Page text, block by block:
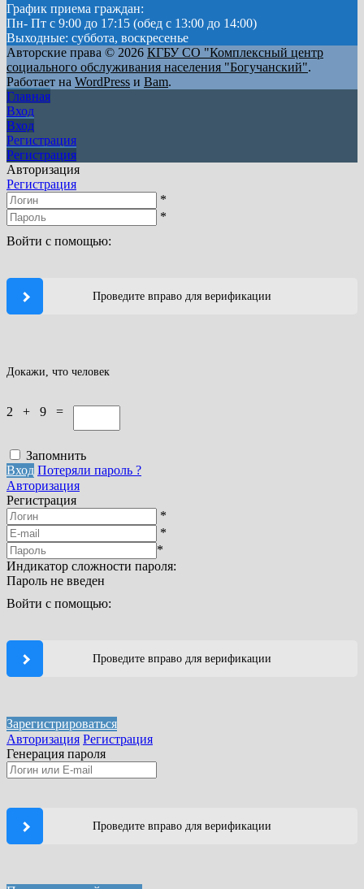
График приема граждан:
Пн- Пт с 9:00 до 17:15 (обед с 13:00 до 14:00)
Выходные: суббота, воскресенье
Авторские права © 2026 КГБУ СО "Комплексный центр
социального обслуживания населения "Богучанский".
Работает на WordPress и Bam.
Главная
Вход
Вход
Регистрация
Регистрация
Авторизация
Регистрация
*
*
Войти с помощью:
Проведите вправо для верификации
Докажи, что человек
2 + 9 =
Запомнить
Вход Потеряли пароль ?
Авторизация
Регистрация
*
*
*
Индикатор сложности пароля:
Пароль не введен
Войти с помощью:
Проведите вправо для верификации
Зарегистрироваться
Авторизация Регистрация
Генерация пароля
Проведите вправо для верификации